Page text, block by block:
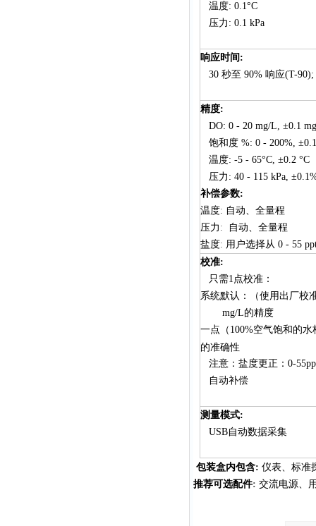
温度: 0.1°C
压力 : 0.1 kPa
响应时间 :
30 秒至 90% 响应(T-
精度:
DO: 0 - 20 mg/L, ±0.1
饱和度 %: 0 - 200%,
温度: -5 - 65°C, ±0.2 °C
压力 : 40 - 115 kPa,
补偿参数:
温度: 自动、全量程
压力 :
自动、全量程
盐度: 用户选择从 0 - 55
校准:
只需1点校准：
系统默认：（使用出厂校
mg/L的精度
一点（100%空气饱和的
的准确性
注意：盐度更正：0-
自动补偿
测量模式:
USB自动数据采集
包装盒内包含: 仪表、标准
推荐可选配件: 交流电源、